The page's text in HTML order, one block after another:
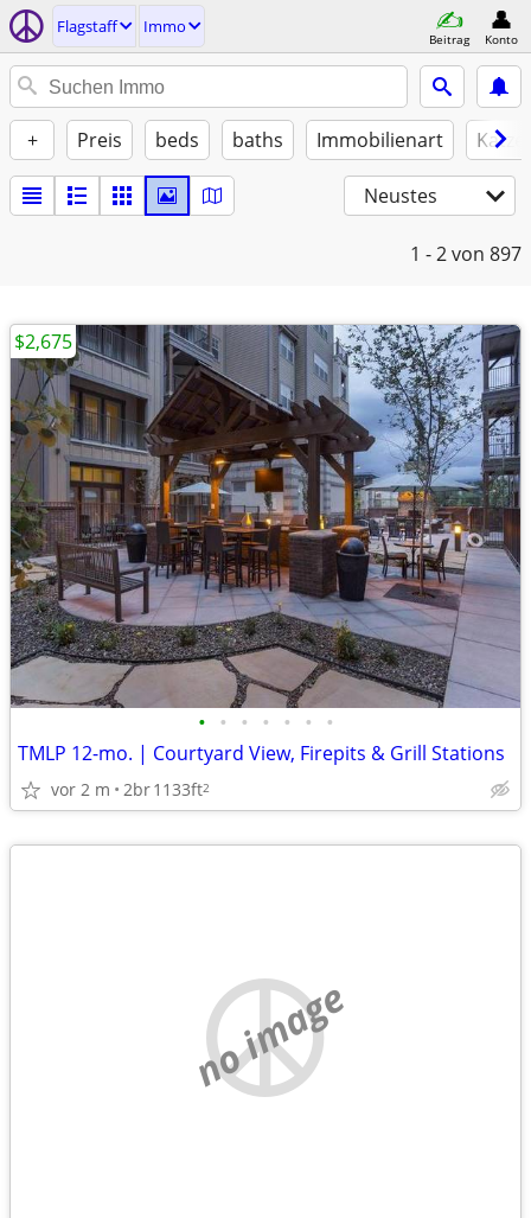
Flagstaff Immo
Beitrag Konto
+ Preis beds baths Immobilienart
Neustes
1 - 2von 897
• • • • • • •
TMLP 12-mo. | Courtyard View, Firepits & Grill Stations
vor 2 m 2br1133ft2
$2,675
no image